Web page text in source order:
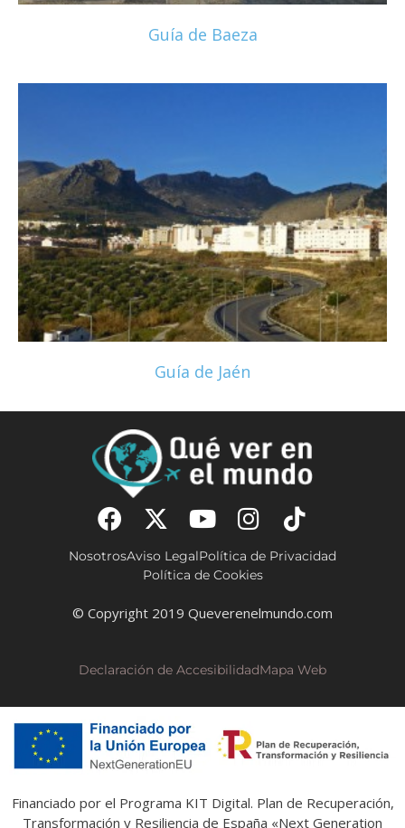
Guía de Baeza
Guía de Jaén
NosotrosAviso LegalPolítica de Privacidad
Política de Cookies
© Copyright 2019 Queverenelmundo.com
Declaración de AccesibilidadMapa Web
Financiado por el Programa KIT Digital. Plan de Recuperación,
Transformación y Resiliencia de España «Next Generation